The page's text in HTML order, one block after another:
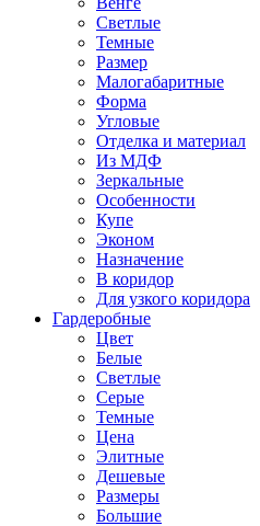
Светлые
Темные
Размер
Малогабаритные
Форма
Угловые
Отделка и материал
Из МДФ
Зеркальные
Особенности
Купе
Эконом
Назначение
В коридор
Для узкого коридора
Гардеробные
Цвет
Белые
Светлые
Серые
Темные
Цена
Элитные
Дешевые
Размеры
Большие